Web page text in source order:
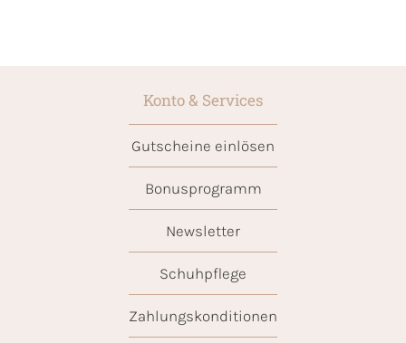
Konto & Services
Gutscheine einlösen
Bonusprogramm
Newsletter
Schuhpflege
Zahlungskonditionen